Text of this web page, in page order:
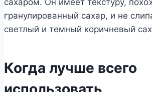
сахаром. Он имеет текстуру,
гранулированный сахар, и не
светлый и темный коричневый
Когда лучше всего